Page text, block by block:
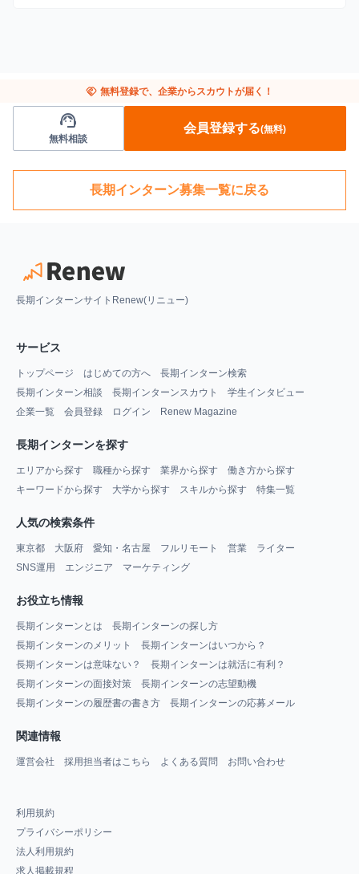
handshake 無料登録で、企業からスカウトが届く！
support_agent
無料相談
会員登録する(無料)
長期インターン募集一覧に戻る
長期インターンサイトRenew(リニュー)
サービス
トップページ はじめての方へ
長期インターン検索
長期インターン相談
長期インターンスカウト
学生インタビュー
企業一覧
会員登録 ログイン Renew Magazine
長期インターンを探す
エリアから探す 職種から探す 業界から探す
働き方から探す
キーワードから探す
大学から探す スキルから探す 特集一覧
人気の検索条件
東京都 大阪府 愛知・名古屋 フルリモート 営業
ライター
SNS運用
エンジニア マーケティング
お役立ち情報
長期インターンとは
長期インターンの探し方
長期インターンのメリット
長期インターンはいつから？
長期インターンは意味ない？
長期インターンは就活に有利？
長期インターンの面接対策
長期インターンの志望動機
長期インターンの履歴書の書き方
長期インターンの応募メール
関連情報
運営会社 採用担当者はこちら よくある質問 お問い合わせ
利用規約
プライバシーポリシー
法人利用規約
求人掲載規程